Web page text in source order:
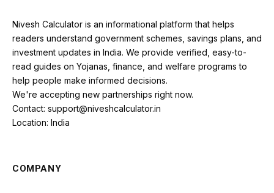
Nivesh Calculator is an informational platform that helps
readers understand government schemes, savings plans, and
investment updates in India. We provide verified, easy-to-
read guides on Yojanas, finance, and welfare programs to
help people make informed decisions.
We're accepting new partnerships right now.
Contact: support@niveshcalculator.in
Location: India
COMPANY